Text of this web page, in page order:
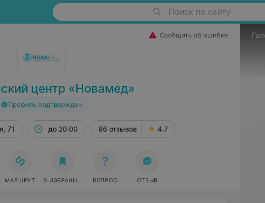
Поиск по сайту
Сообщить об ошибке
центр «Новамед»
Профиль подтвержден
71 до 20:00 86 отзывов 4.7
МАРШРУТ В ИЗБРАННОЕ ВОПРОС ОТЗЫВ